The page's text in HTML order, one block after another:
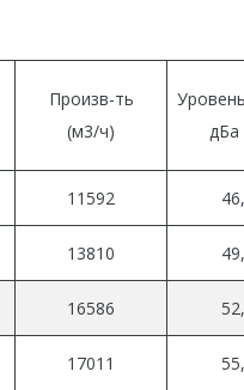
Произв-ть
(м3/ч)
дБа
11592
13810
16586
17011